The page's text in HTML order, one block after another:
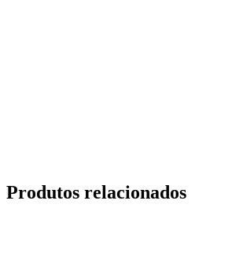
Produtos relacionados